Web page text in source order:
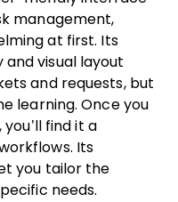
management,
at first. Its
visual layout
and requests, but
learning. Once you
find it a
Its
you tailor the
needs.